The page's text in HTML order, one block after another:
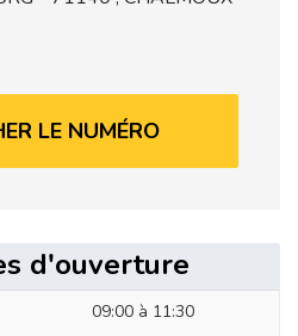
LE NUMÉRO
d'ouverture
09:00 à 11:30